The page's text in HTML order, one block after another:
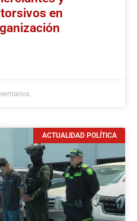
en
ACTUALIDAD POLÍTICA